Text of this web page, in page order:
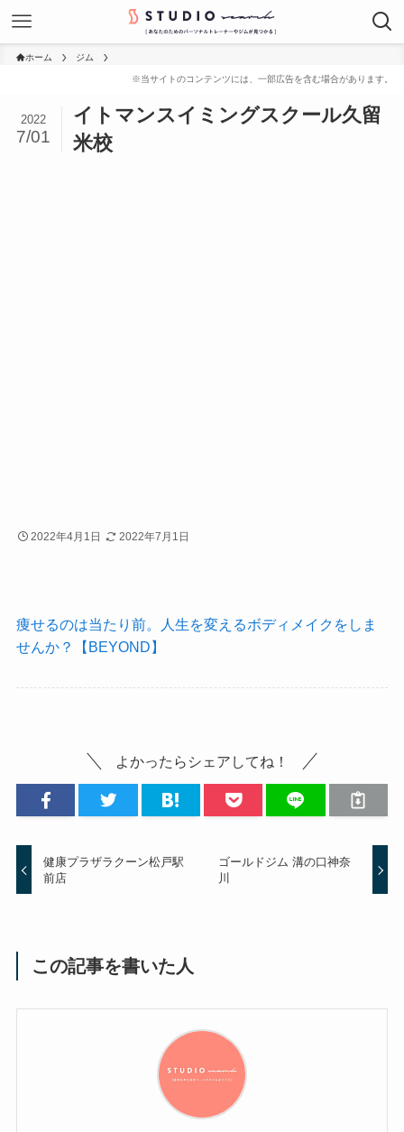
ホーム ジム
イトマンスイミングスクール久留
米校
2022
7/01
2022年4月1日 2022年7月1日
痩せるのは当たり前。人生を変えるボディメイクをしま
せんか？【BEYOND】
よかったらシェアしてね！
健康プラザラクーン松戸駅
前店
ゴールドジム 溝の口神奈
川
この記事を書いた人